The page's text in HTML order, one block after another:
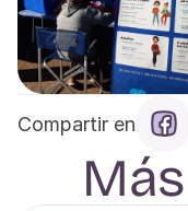
Compartir en